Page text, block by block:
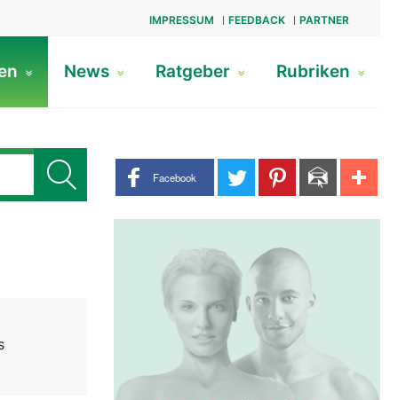
IMPRESSUM FEEDBACK PARTNER
News Ratgeber Rubriken
Share buttons
Facebook